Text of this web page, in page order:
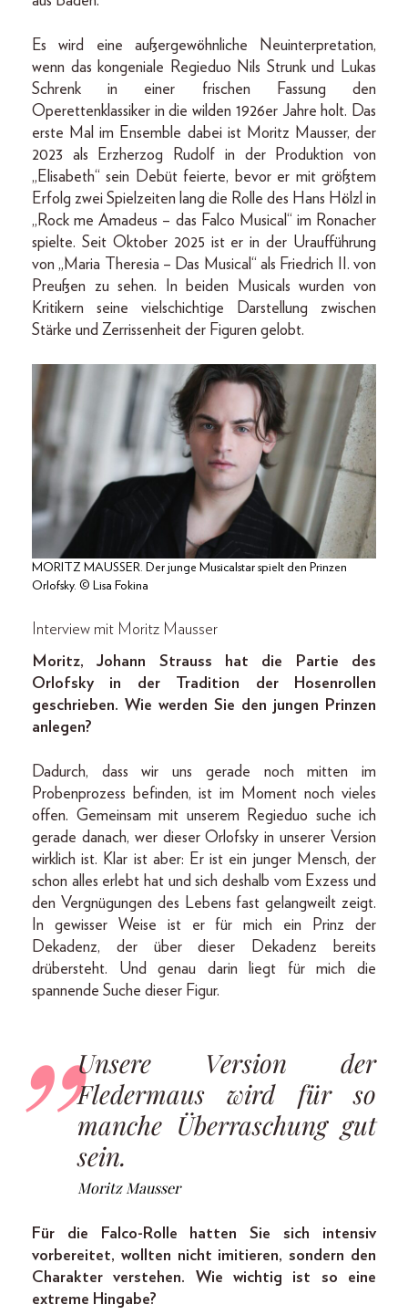
Es wird eine außergewöhnliche Neuinterpretation,
wenn das kongeniale Regieduo Nils Strunk und Lukas
Schrenk in einer frischen Fassung den
Operettenklassiker in die wilden 1926er Jahre holt. Das
erste Mal im Ensemble dabei ist Moritz Mausser, der
2023 als Erzherzog Rudolf in der Produktion von
„Elisabeth“ sein Debüt feierte, bevor er mit größtem
Erfolg zwei Spielzeiten lang die Rolle des Hans Hölzl in
„Rock me Amadeus – das Falco Musical“ im Ronacher
spielte. Seit Oktober 2025 ist er in der Uraufführung
von „Maria Theresia – Das Musical“ als Friedrich II. von
Preußen zu sehen. In beiden Musicals wurden von
Kritikern seine vielschichtige Darstellung zwischen
Stärke und Zerrissenheit der Figuren gelobt.
MORITZ MAUSSER. Der junge Musicalstar spielt den Prinzen
Orlofsky. © Lisa Fokina
Interview mit Moritz Mausser
Moritz, Johann Strauss hat die Partie des
Orlofsky in der Tradition der Hosenrollen
geschrieben. Wie werden Sie den jungen Prinzen
anlegen?
Dadurch, dass wir uns gerade noch mitten im
Probenprozess befinden, ist im Moment noch vieles
offen. Gemeinsam mit unserem Regieduo suche ich
gerade danach, wer dieser Orlofsky in unserer Version
wirklich ist. Klar ist aber: Er ist ein junger Mensch, der
schon alles erlebt hat und sich deshalb vom Exzess und
den Vergnügungen des Lebens fast gelangweilt zeigt.
In gewisser Weise ist er für mich ein Prinz der
Dekadenz, der über dieser Dekadenz bereits
drübersteht. Und genau darin liegt für mich die
spannende Suche dieser Figur.
Unsere Version der
Fledermaus wird für so
manche Überraschung gut
sein.
Moritz Mausser
Für die Falco-Rolle hatten Sie sich intensiv
vorbereitet, wollten nicht imitieren, sondern den
Charakter verstehen. Wie wichtig ist so eine
extreme Hingabe?